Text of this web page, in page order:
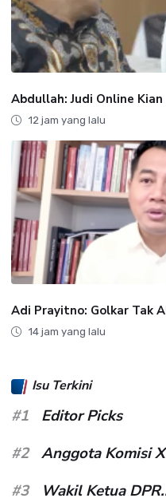
Abdullah: Judi Online
12 jam yang lalu
Adi Prayitno: Golkar Tak
14 jam yang lalu
Isu Terkini
#1
Editor Picks
#2
Anggota Komisi
#3
Wakil Ketua